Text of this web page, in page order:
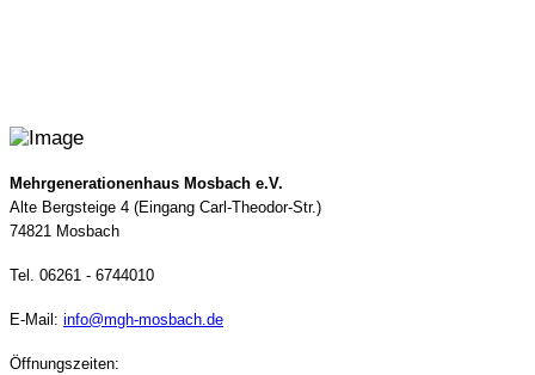
Mehrgenerationenhaus Mosbach e.V.
Alte Bergsteige 4 (Eingang Carl-Theodor-Str.)
74821 Mosbach
Tel. 06261 - 6744010
E-Mail : info@mgh-mosbach.de
Öffnungszeiten: